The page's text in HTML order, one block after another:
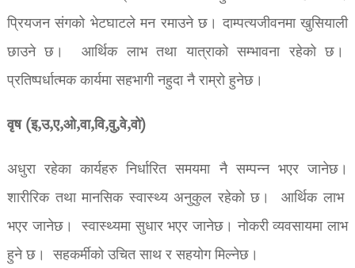
प्रियजन संगको भेटघाटले मन रमाउने छ। दाम्पत्यजीवनमा खुसियाली
छाउने छ। आर्थिक लाभ तथा यात्राको सम्भावना रहेको छ।
प्रतिष्पर्धात्मक कार्यमा सहभागी नहुदा नै राम्रो हुनेछ।
वृष (इ,उ,ए,ओ,वा,वि,वु,वे,वो)
अधुरा रहेका कार्यहरु निर्धारित समयमा नै सम्पन्न भएर जानेछ।
शारीरिक तथा मानसिक स्वास्थ्य अनुकुल रहेको छ। आर्थिक लाभ
भएर जानेछ। स्वास्थ्यमा सुधार भएर जानेछ। नोकरी व्यवसायमा लाभ
हुने छ। सहकर्मीको उचित साथ र सहयोग मिल्नेछ।